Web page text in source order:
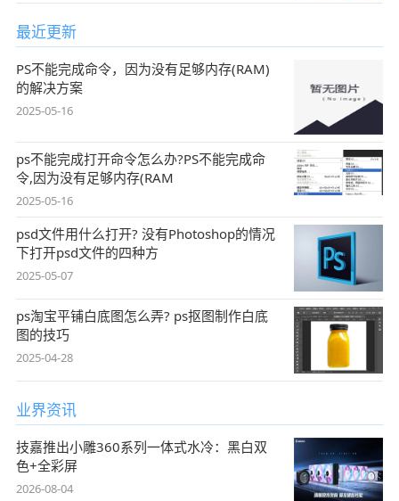
最近更新
PS不能完成命令，因为没有足够内存(RAM)
的解决方案
2025-05-16
ps不能完成打开命令怎么办?PS不能完成命
令,因为没有足够内存(RAM
2025-05-16
psd文件用什么打开? 没有Photoshop的情况
下打开psd文件的四种方
2025-05-07
ps淘宝平铺白底图怎么弄? ps抠图制作白底
图的技巧
2025-04-28
业界资讯
技嘉推出小雕360系列一体式水冷：黑白双
色+全彩屏
2026-08-04